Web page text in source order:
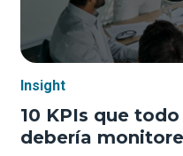
Insight
10 KPIs que
debería